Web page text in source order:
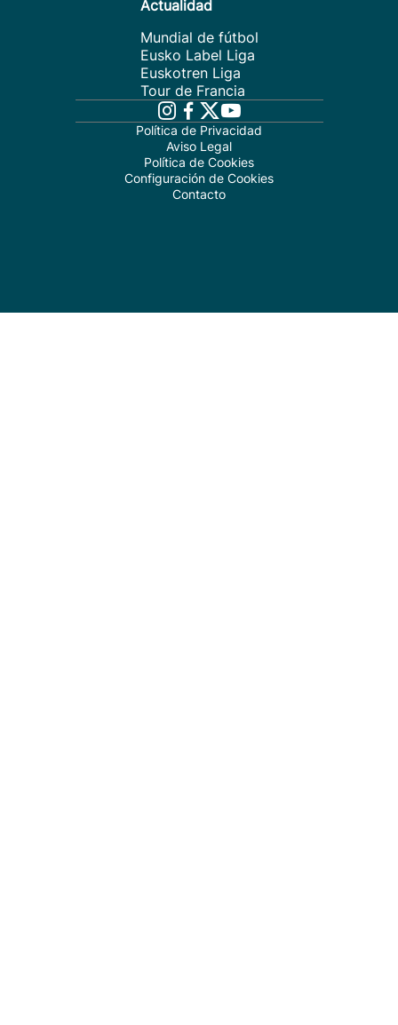
Actualidad
Mundial de fútbol
Eusko Label Liga
Euskotren Liga
Tour de Francia
Política de Privacidad
Aviso Legal
Política de Cookies
Configuración de Cookies
Contacto